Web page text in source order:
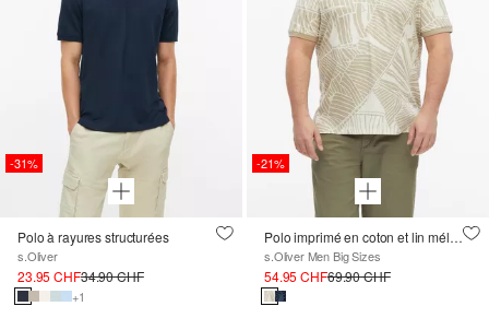
-31%
Polo à rayures structurées
s.Oliver
23.95 CHF34.90 CHF
+1
-21%
Polo imprimé en coton et lin mélangés
s.Oliver Men Big Sizes
54.95 CHF69.90 CHF